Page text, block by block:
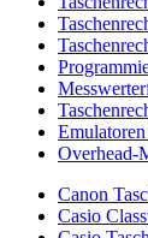
Overhead-
Canon
Casio